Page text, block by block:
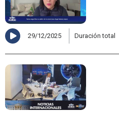
29/12/2025 Duración total